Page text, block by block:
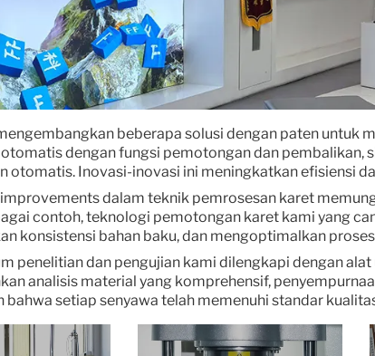
beberapa solusi dengan paten untuk
dengan fungsi pemotongan dan pembalikan,
otomatis. Inovasi-inovasi ini meningkatkan efisiensi
dalam teknik pemrosesan karet
contoh, teknologi pemotongan karet kami yang
konsistensi bahan baku, dan mengoptimalkan
penelitian dan pengujian kami dilengkapi dengan
analisis material yang komprehensif,
bahwa setiap senyawa telah memenuhi standar